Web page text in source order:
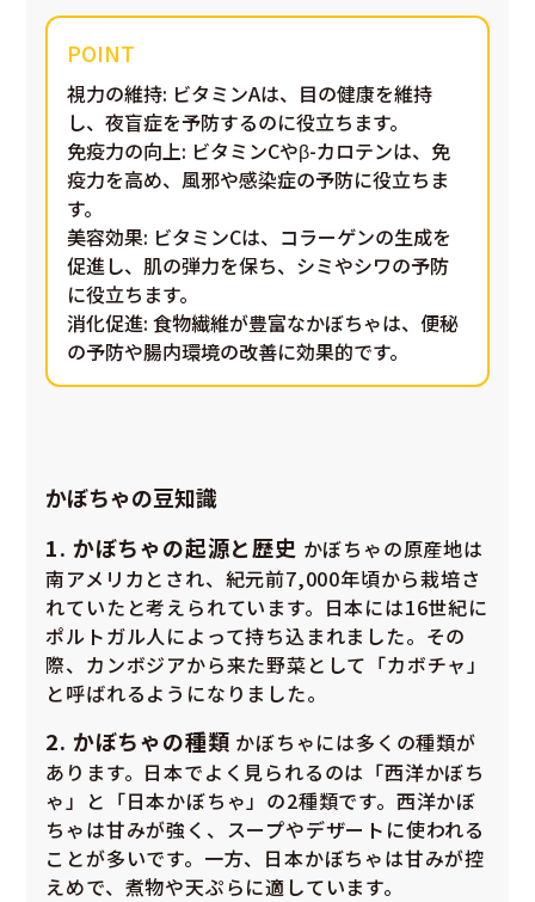
視力の維持: ビタミンAは、目の健康を維持
し、夜盲症を予防するのに役立ちます。
免疫力の向上: ビタミンCやβ-カロテンは、免
疫力を高め、風邪や感染症の予防に役立ちま
す。
美容効果: ビタミンCは、コラーゲンの生成を
促進し、肌の弾力を保ち、シミやシワの予防
に役立ちます。
消化促進: 食物繊維が豊富なかぼちゃは、便秘
の予防や腸内環境の改善に効果的です。
かぼちゃの豆知識
1. かぼちゃの起源と歴史 かぼちゃの原産地は
南アメリカとされ、紀元前7,000年頃から栽培さ
れていたと考えられています。日本には16世紀に
ポルトガル人によって持ち込まれました。その
際、カンボジアから来た野菜として「カボチャ」
と呼ばれるようになりました。
2. かぼちゃの種類 かぼちゃには多くの種類が
あります。日本でよく見られるのは「西洋かぼち
ゃ」と「日本かぼちゃ」の2種類です。西洋かぼ
ちゃは甘みが強く、スープやデザートに使われる
ことが多いです。一方、日本かぼちゃは甘みが控
えめで、煮物や天ぷらに適しています。